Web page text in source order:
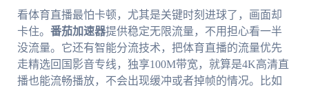
看体育直播最怕卡顿，尤其是关键时刻进球了，画面却
卡住。 番茄加速器提供稳定无限流量，不用担心看一半
没流量。它还有智能分流技术，把体育直播的流量优先
走精选回国影音专线，独享100M带宽，就算是4K高清直
播也能流畅播放，不会出现缓冲或者掉帧的情况。比如